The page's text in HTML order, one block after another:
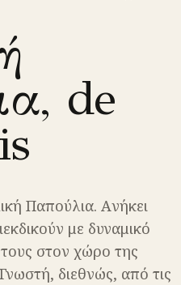
de
Παπούλια. Aνήκει
με δυναμικό
στον χώρο της
διεθνώς, από τις